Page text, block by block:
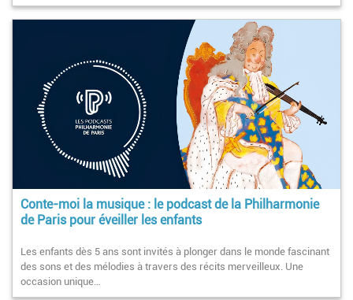
Conte-moi la musique : le podcast de la Philharmonie
de Paris pour éveiller les enfants
Les enfants dès 5 ans sont invités à plonger dans le monde fascinant
des sons et des mélodies à travers des récits merveilleux. Une
occasion unique…